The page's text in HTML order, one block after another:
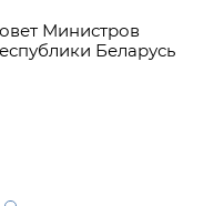
Министров
Беларусь